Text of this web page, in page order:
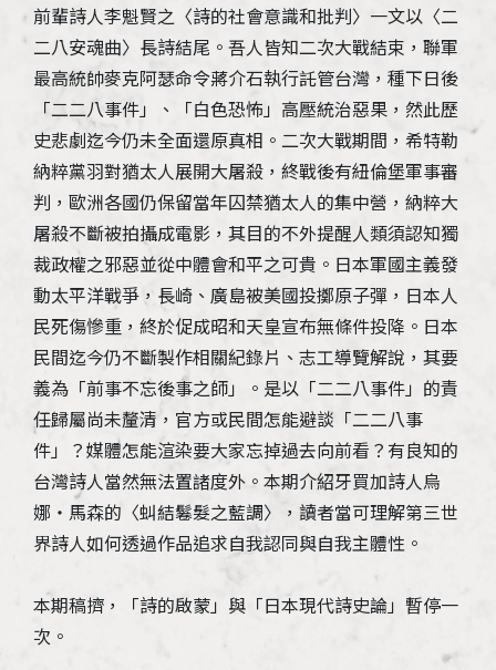
前輩詩人李魁賢之〈詩的社會意識和批判〉一文以〈二
二八安魂曲〉長詩結尾。吾人皆知二次大戰結束，聯軍
最高統帥麥克阿瑟命令蔣介石執行託管台灣，種下日後
「二二八事件」、「白色恐怖」高壓統治惡果，然此歷
史悲劇迄今仍未全面還原真相。二次大戰期間，希特勒
納粹黨羽對猶太人展開大屠殺，終戰後有紐倫堡軍事審
判，歐洲各國仍保留當年囚禁猶太人的集中營，納粹大
屠殺不斷被拍攝成電影，其目的不外提醒人類須認知獨
裁政權之邪惡並從中體會和平之可貴。日本軍國主義發
動太平洋戰爭，長崎、廣島被美國投擲原子彈，日本人
民死傷慘重，終於促成昭和天皇宣布無條件投降。日本
民間迄今仍不斷製作相關紀錄片、志工導覽解說，其要
義為「前事不忘後事之師」。是以「二二八事件」的責
任歸屬尚未釐清，官方或民間怎能避談「二二八事
件」？媒體怎能渲染要大家忘掉過去向前看？有良知的
台灣詩人當然無法置諸度外。本期介紹牙買加詩人烏
娜‧馬森的〈虯結鬈髮之藍調〉，讀者當可理解第三世
界詩人如何透過作品追求自我認同與自我主體性。
本期稿擠，「詩的啟蒙」與「日本現代詩史論」暫停一
次。